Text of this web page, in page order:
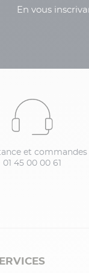
En vous
et commandes
01 45 00 00 61